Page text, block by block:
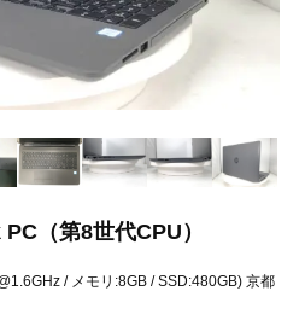
（第8世代CPU）
/ メモリ:8GB / SSD:480GB) 京都